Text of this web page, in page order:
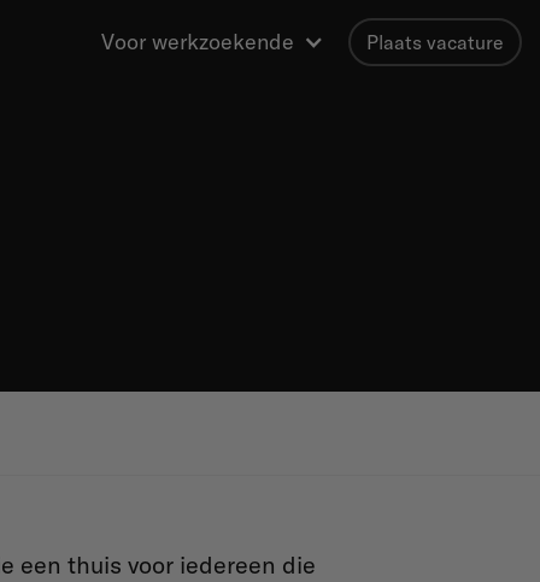
Voor werkzoekende Plaats vacature
een thuis voor iedereen die